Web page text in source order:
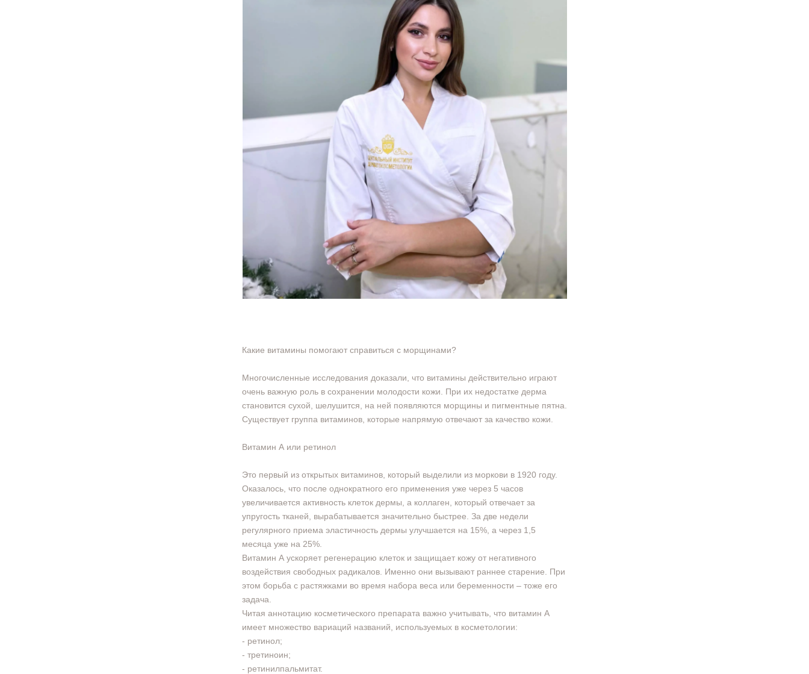
Какие витамины помогают справиться с морщинами?
Многочисленные исследования доказали, что витамины действительно играют
очень важную роль в сохранении молодости кожи. При их недостатке дерма
становится сухой, шелушится, на ней появляются морщины и пигментные пятна.
Существует группа витаминов, которые напрямую отвечают за качество кожи.
Витамин А или ретинол
Это первый из открытых витаминов, который выделили из моркови в 1920 году.
Оказалось, что после однократного его применения уже через 5 часов
увеличивается активность клеток дермы, а коллаген, который отвечает за
упругость тканей, вырабатывается значительно быстрее. За две недели
регулярного приема эластичность дермы улучшается на 15%, а через 1,5
месяца уже на 25%.
Витамин А ускоряет регенерацию клеток и защищает кожу от негативного
воздействия свободных радикалов. Именно они вызывают раннее старение. При
этом борьба с растяжками во время набора веса или беременности – тоже его
задача.
Читая аннотацию косметического препарата важно учитывать, что витамин А
имеет множество вариаций названий, используемых в косметологии:
- ретинол;
- третиноин;
- ретинилпальмитат.